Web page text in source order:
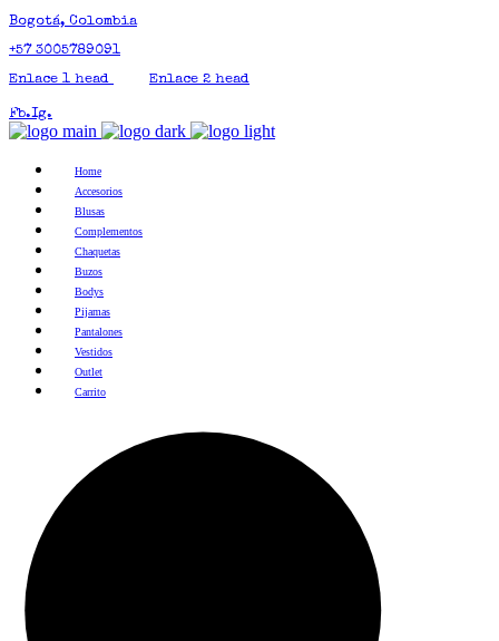
Bogotá, Colombia
+57 3005789091
Enlace 1 head
Enlace 2 head
Fb.Ig.
Home
Accesorios
Blusas
Complementos
Chaquetas
Buzos
Bodys
Pijamas
Pantalones
Vestidos
Outlet
Carrito